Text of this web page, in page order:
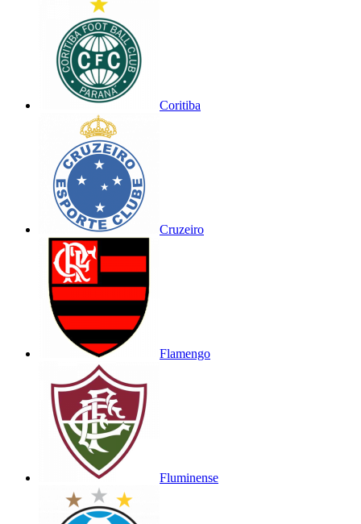
Coritiba
Cruzeiro
Flamengo
Fluminense